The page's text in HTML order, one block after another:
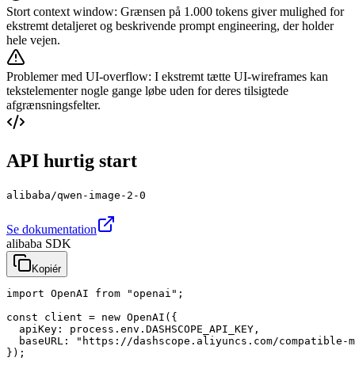
Stort context window: Grænsen på 1.000 tokens giver mulighed for
ekstremt detaljeret og beskrivende prompt engineering, der holder
hele vejen.
Problemer med UI-overflow: I ekstremt tætte UI-wireframes kan
tekstelementer nogle gange løbe uden for deres tilsigtede
afgrænsningsfelter.
API hurtig start
alibaba/qwen-image-2-0
Se dokumentation
alibaba SDK
Kopiér
import OpenAI from "openai";
const client = new OpenAI({
  apiKey: process.env.DASHSCOPE_API_KEY,
baseURL: "https://dashscope.aliyuncs.com/compatible-
});